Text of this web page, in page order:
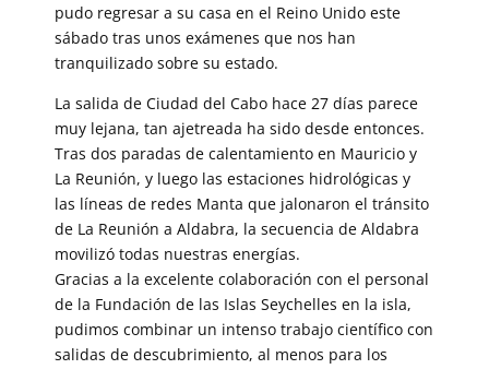
pudo regresar a su casa en el Reino Unido este
sábado tras unos exámenes que nos han
tranquilizado sobre su estado.
La salida de Ciudad del Cabo hace 27 días parece
muy lejana, tan ajetreada ha sido desde entonces.
Tras dos paradas de calentamiento en Mauricio y
La Reunión, y luego las estaciones hidrológicas y
las líneas de redes Manta que jalonaron el tránsito
de La Reunión a Aldabra, la secuencia de Aldabra
movilizó todas nuestras energías.
Gracias a la excelente colaboración con el personal
de la Fundación de las Islas Seychelles en la isla,
pudimos combinar un intenso trabajo científico con
salidas de descubrimiento, al menos para los